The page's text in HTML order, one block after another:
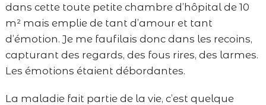
dans cette toute petite chambre d’hôpital de 10
m² mais emplie de tant d’amour et tant
d’émotion. Je me faufilais donc dans les recoins,
capturant des regards, des fous rires, des larmes.
Les émotions étaient débordantes.
La maladie fait partie de la vie, c’est quelque